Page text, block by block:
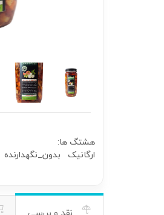
هشتگ ها:
ارگانیک بدون_نگهدارنده